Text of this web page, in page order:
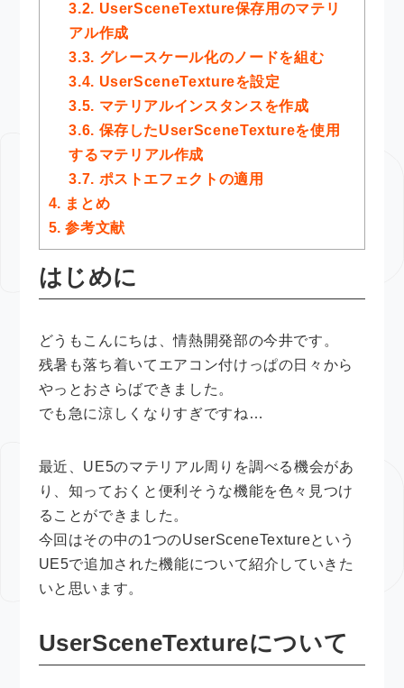
3.2. UserSceneTexture保存用のマテリ
アル作成
3.3. グレースケール化のノードを組む
3.4. UserSceneTextureを設定
3.5. マテリアルインスタンスを作成
3.6. 保存したUserSceneTextureを使用
するマテリアル作成
3.7. ポストエフェクトの適用
4. まとめ
5. 参考文献
はじめに
どうもこんにちは、情熱開発部の今井です。
残暑も落ち着いてエアコン付けっぱの日々から
やっとおさらばできました。
でも急に涼しくなりすぎですね…
最近、UE5のマテリアル周りを調べる機会があ
り、知っておくと便利そうな機能を色々見つけ
ることができました。
今回はその中の1つのUserSceneTextureという
UE5で追加された機能について紹介していきた
いと思います。
UserSceneTextureについて